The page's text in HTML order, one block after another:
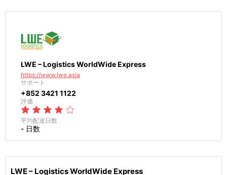
LWE – Logistics WorldWide Express
https://www.lwe.asia
サポート
+852 3421 1122
評価
平均配達日数
- 日数
LWE – Logistics WorldWide Express